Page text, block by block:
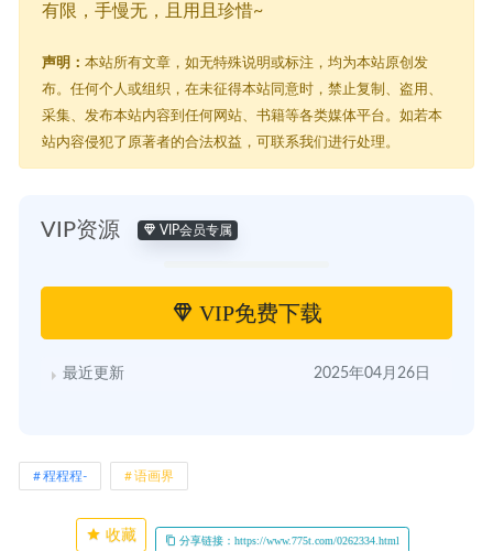
有限，手慢无，且用且珍惜~
声明： 本站所有文章，如无特殊说明或标注，均为本站原创发
布。任何个人或组织，在未征得本站同意时，禁止复制、盗用、
采集、发布本站内容到任何网站、书籍等各类媒体平台。如若本
站内容侵犯了原著者的合法权益，可联系我们进行处理。
VIP资源 VIP会员专属
VIP免费下载
最近更新 2025年04月26日
程程程- 语画界
收藏 分享链接：https://www.775t.com/0262334.html